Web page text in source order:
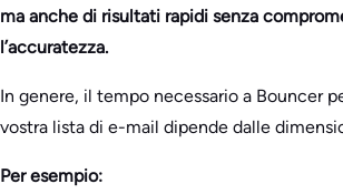
ma anche di risultati rapidi senza
l’accuratezza.
In genere, il tempo necessario a Bouncer
vostra lista di e-mail dipende dalle
Per esempio: